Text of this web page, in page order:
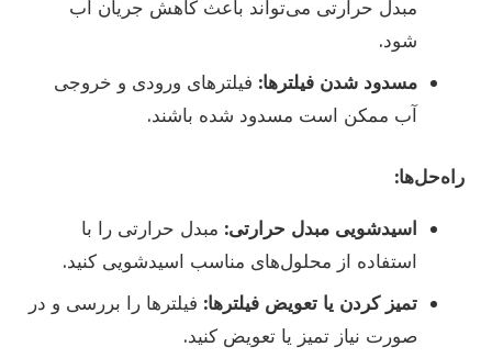
مبدل حرارتی می‌تواند باعث کاهش جریان آب
شود.
مسدود شدن فیلترها: فیلترهای ورودی و خروجی
آب ممکن است مسدود شده باشند.
راه‌حل‌ها:
اسیدشویی مبدل حرارتی: مبدل حرارتی را با
استفاده از محلول‌های مناسب اسیدشویی کنید.
تمیز کردن یا تعویض فیلترها: فیلترها را بررسی و در
صورت نیاز تمیز یا تعویض کنید.